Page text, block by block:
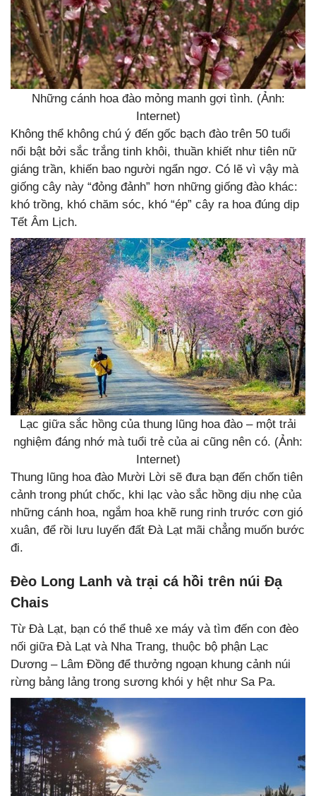
Những cánh hoa đào mỏng manh gợi tình. (Ảnh:
Internet)
Không thể không chú ý đến gốc bạch đào trên 50 tuổi
nổi bật bởi sắc trắng tinh khôi, thuần khiết như tiên nữ
giáng trần, khiến bao người ngẩn ngơ. Có lẽ vì vậy mà
giống cây này “đỏng đảnh” hơn những giống đào khác:
khó trồng, khó chăm sóc, khó “ép” cây ra hoa đúng dịp
Tết Âm Lịch.
Lạc giữa sắc hồng của thung lũng hoa đào – một trải
nghiệm đáng nhớ mà tuổi trẻ của ai cũng nên có. (Ảnh:
Internet)
Thung lũng hoa đào Mười Lời sẽ đưa bạn đến chốn tiên
cảnh trong phút chốc, khi lạc vào sắc hồng dịu nhẹ của
những cánh hoa, ngắm hoa khẽ rung rinh trước cơn gió
xuân, để rồi lưu luyến đất Đà Lạt mãi chẳng muốn bước
đi.
Đèo Long Lanh và trại cá hồi trên núi Đạ
Chais
Từ Đà Lạt, bạn có thể thuê xe máy và tìm đến con đèo
nối giữa Đà Lạt và Nha Trang, thuộc bộ phận Lạc
Dương – Lâm Đồng để thưởng ngoạn khung cảnh núi
rừng bảng lảng trong sương khói y hệt như Sa Pa.